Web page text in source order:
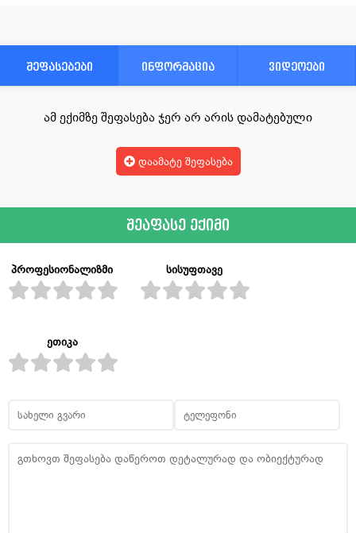
შეფასებები ინფორმაცია ვიდეოები
ამ ექიმზე შეფასება ჯერ არ არის დამატებული
დაამატე შეფასება
შეაფასე ექიმი
პროფესიონალიზმი სისუფთავე
ეთიკა